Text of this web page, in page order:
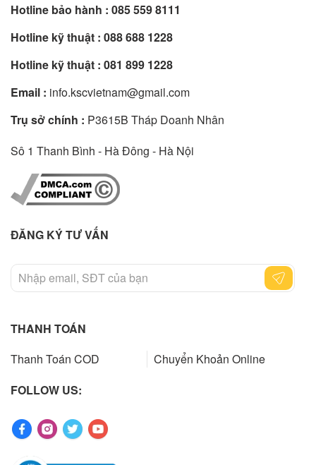
Hotline bảo hành : 085 559 8111
Hotline kỹ thuật : 088 688 1228
Hotline kỹ thuật : 081 899 1228
Email : info.kscvietnam@gmail.com
Trụ sở chính : P3615B Tháp Doanh Nhân
Sô 1 Thanh Bình - Hà Đông - Hà Nội
ĐĂNG KÝ TƯ VẤN
THANH TOÁN
Thanh Toán COD
Chuyển Khoản Online
FOLLOW US: